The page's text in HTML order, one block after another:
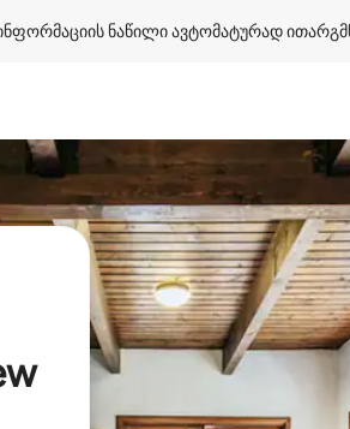
ნაწილი ავტომატურად